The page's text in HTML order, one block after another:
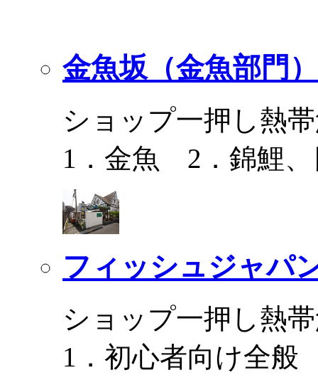
金魚坂（金魚部門）
ショップ一押し熱
1．金魚 2．錦鯉、
フィッシュジャパ
ショップ一押し熱
1．初心者向け全